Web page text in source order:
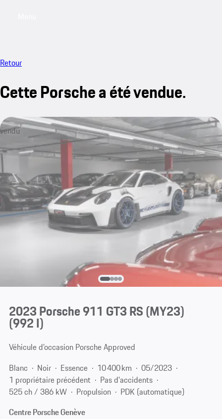
Retour
Cette Porsche a été vendue.
vendu
2023 Porsche 911 GT3 RS (MY23)
(992 I)
Véhicule d’occasion Porsche Approved
Blanc
Noir Essence 10 400 km
05/2023
1 propriétaire précédent
Pas d'accidents
525 ch / 386 kW
Propulsion
PDK (automatique)
Centre Porsche Genève